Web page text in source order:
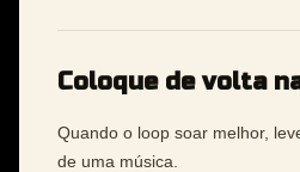
Coloque de volta
Quando o loop soar melhor,
de uma música.